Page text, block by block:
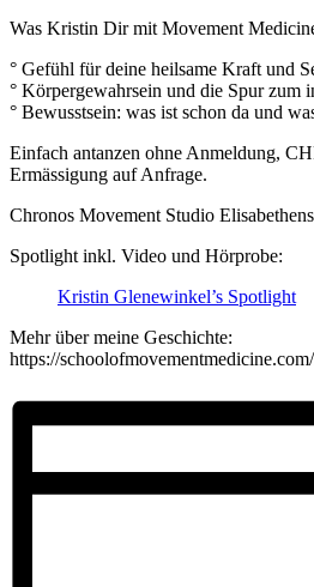
Was Kristin Dir mit Movement
° Gefühl für deine heilsame Kraft und
° Körpergewahrsein und die Spur zum
° Bewusstsein: was ist schon da und
Einfach antanzen ohne Anmeldung,
Ermässigung auf Anfrage.
Chronos Movement Studio
Spotlight inkl. Video und Hörprobe:
Kristin Glenewinkel’s Spotlight
Mehr über meine Geschichte:
https://